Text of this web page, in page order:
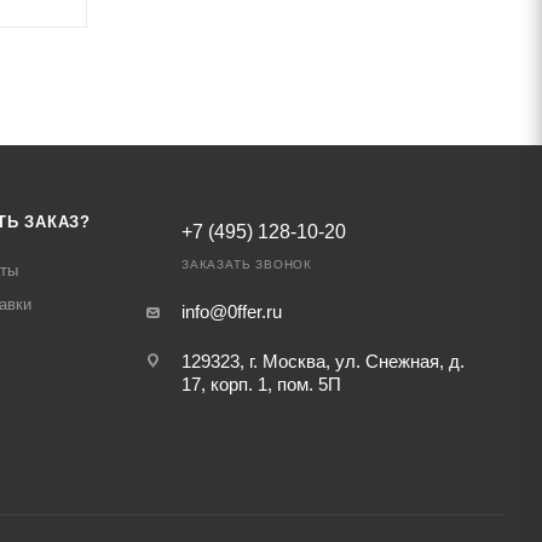
ЗАКАЗ? +7 (495) 128-10-20
ЗАКАЗАТЬ ЗВОНОК
info@0ffer.ru
129323, г. Москва, ул. Снежная, д.
17, корп. 1, пом. 5П